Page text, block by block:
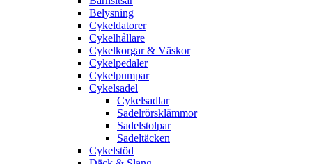
Belysning
Cykeldatorer
Cykelhållare
Cykelkorgar & Väskor
Cykelpedaler
Cykelpumpar
Cykelsadel
Cykelsadlar
Sadelrörsklämmor
Sadelstolpar
Sadeltäcken
Cykelstöd